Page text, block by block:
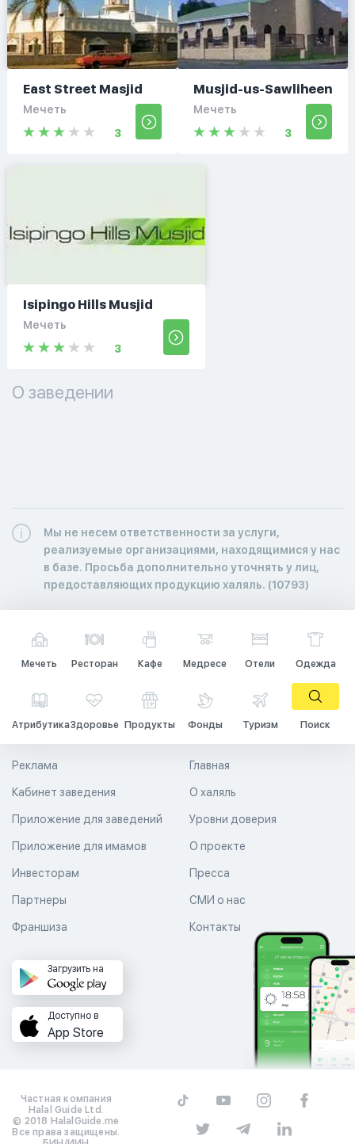
East Street Masjid
Мечеть
3
Musjid-us-Sawliheen
Мечеть
3
Isipingo Hills Musjid
Мечеть
3
О заведении
Мы не несем ответственности за услуги,
реализуемые организациями, находящимися у нас
в базе. Просьба дополнительно уточнять у лиц,
предоставляющих продукцию халяль. (10793)
Мечеть Ресторан Кафе Медресе Отели Одежда
АтрибутикаЗдоровье Продукты Фонды Туризм Поиск
Главная
О халяль
Уровни доверия
Реклама
Кабинет заведения
Приложение для заведений
Приложение для имамов О проекте
Пресса
СМИ о нас
Контакты
Инвесторам
Партнеры
Франшиза
Загрузить на
Доступно в
App Store
Частная компания
Halal Guide Ltd.
© 2018 HalalGuide.me
Все права защищены.